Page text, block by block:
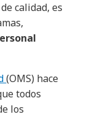
calidad, es
(OMS) hace
todos
los